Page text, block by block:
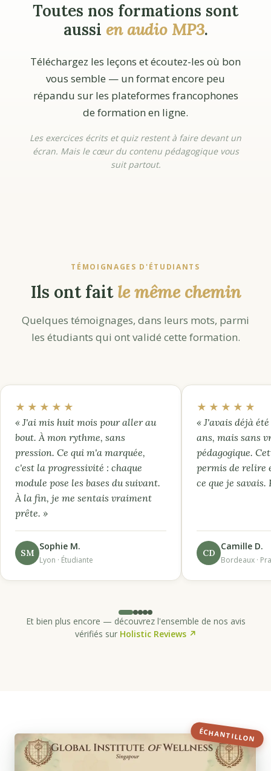
Toutes nos formations sont
aussi en audio MP3.
Téléchargez les leçons et écoutez-les où bon
vous semble — un format encore peu
répandu sur les plateformes francophones
de formation en ligne.
Les exercices écrits et quiz restent à faire devant un
écran. Mais le cœur du contenu pédagogique vous
suit partout.
TÉMOIGNAGES D'ÉTUDIANTS
Ils ont faitle même chemin
Quelques témoignages, dans leurs mots, parmi
les étudiants qui ont validé cette formation.
★★★★★
« J'ai mis huit mois pour aller au
bout. À mon rythme, sans
pression. Ce qui m'a marquée,
c'est la progressivité : chaque
module pose les bases du suivant.
À la fin, je me sentais vraiment
prête. »
SM
Sophie M.
Lyon · Étudiante
★★★★★
« J'avais déjà
ans, mais sans
pédagogique.
permis de relire
ce que je savais.
CD
Camille D.
Bordeaux ·
Et bien plus encore — découvrez l'ensemble de nos avis
vérifiés sur Holistic Reviews ↗
ÉCHANTILLON